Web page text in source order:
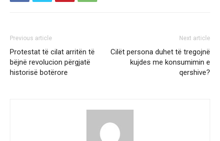
Previous article
Protestat të cilat arritën të
bëjnë revolucion përgjatë
historisë botërore
Next article
Cilët persona duhet të tregojnë
kujdes me konsumimin e
qershive?